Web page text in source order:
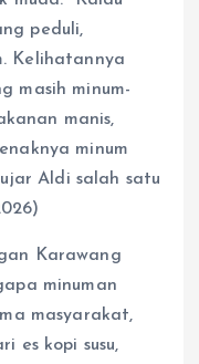
peduli,
Kelihatannya
masih minum-
manis,
minum
Aldi salah satu
Karawang
minuman
masyarakat,
es kopi susu,